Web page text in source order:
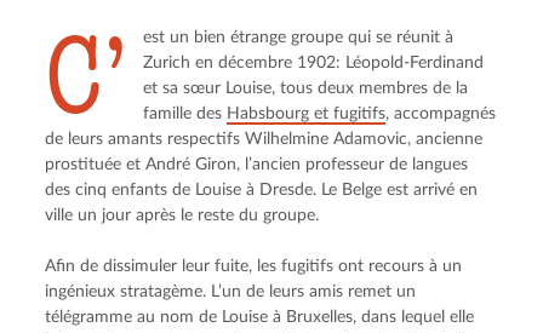
C’
est un bien étrange groupe qui se réunit à
Zurich en décembre 1902: Léopold-Ferdinand
et sa sœur Louise, tous deux membres de la
famille des Habsbourg et fugitifs, accompagnés
de leurs amants respectifs Wilhelmine Adamovic, ancienne
prostituée et André Giron, l’ancien professeur de langues
des cinq enfants de Louise à Dresde. Le Belge est arrivé en
ville un jour après le reste du groupe.
Afin de dissimuler leur fuite, les fugitifs ont recours à un
ingénieux stratagème. L’un de leurs amis remet un
télégramme au nom de Louise à Bruxelles, dans lequel elle